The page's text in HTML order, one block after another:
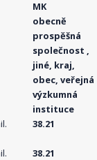
MK
obecně
prospěšná
společnost ,
jiné, kraj,
obec, veřejná
výzkumná
instituce
38.21
38.21